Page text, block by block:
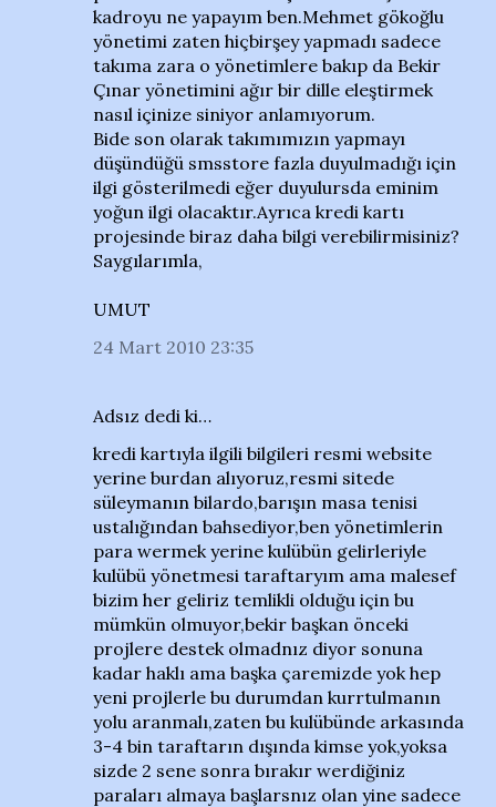
kadroyu ne yapayım ben.Mehmet gökoğlu
yönetimi zaten hiçbirşey yapmadı sadece
takıma zara o yönetimlere bakıp da Bekir
Çınar yönetimini ağır bir dille eleştirmek
nasıl içinize siniyor anlamıyorum.
Bide son olarak takımımızın yapmayı
düşündüğü smsstore fazla duyulmadığı için
ilgi gösterilmedi eğer duyulursda eminim
yoğun ilgi olacaktır.Ayrıca kredi kartı
projesinde biraz daha bilgi verebilirmisiniz?
Saygılarımla,
UMUT
24 Mart 2010 23:35
Adsız dedi ki…
kredi kartıyla ilgili bilgileri resmi website
yerine burdan alıyoruz,resmi sitede
süleymanın bilardo,barışın masa tenisi
ustalığından bahsediyor,ben yönetimlerin
para wermek yerine kulübün gelirleriyle
kulübü yönetmesi taraftaryım ama malesef
bizim her geliriz temlikli olduğu için bu
mümkün olmuyor,bekir başkan önceki
projlere destek olmadnız diyor sonuna
kadar haklı ama başka çaremizde yok hep
yeni projlerle bu durumdan kurrtulmanın
yolu aranmalı,zaten bu kulübünde arkasında
3-4 bin taraftarın dışında kimse yok,yoksa
sizde 2 sene sonra bırakır werdiğiniz
paraları almaya başlarsnız olan yine sadece